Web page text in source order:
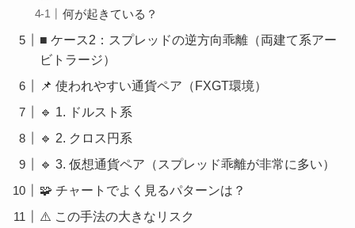
何が起きている？
■ ケース2：スプレッドの逆方向乖離（両建て系アー
ビトラージ）
📌 使われやすい通貨ペア（FXGT環境）
🔹 1. ドルスト系
🔹 2. クロス円系
🔹 3. 仮想通貨ペア（スプレッド乖離が非常に多い）
🧩 チャートでよく見るパターンは？
⚠️ この手法の大きなリスク